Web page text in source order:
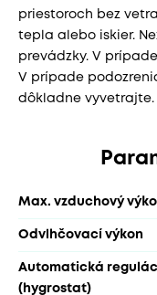
priestoroch bez
tepla alebo iskier.
prevádzky. V
V prípade
dôkladne vyvetrajte.
Max. vzduchový
Odvlhčovací výkon
Automatická
(hygrostat)